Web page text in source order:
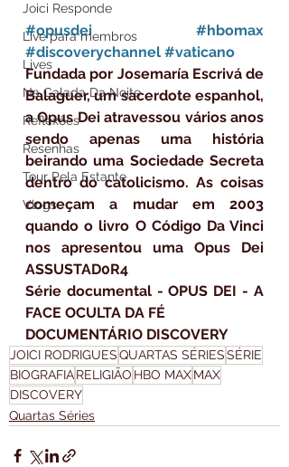
Joici Responde
Live para membros
Lives
Na Calada Da Noite
Reflexões
Resenhas
Tour Pela Estante
Vlogs
#opusdei
#hbomax
#discoverychannel #vaticano
Fundada por Josemaría Escrivá de
Balaguer, um sacerdote espanhol,
a Opus Dei atravessou vários anos
sendo apenas uma história
beirando uma Sociedade Secreta
dentro do catolicismo. As coisas
começam a mudar em 2003
quando o livro O Código Da Vinci
nos apresentou uma Opus Dei
ASSUSTAD0R4
Série documental - OPUS DEI - A
FACE OCULTA DA FÉ
DOCUMENTÁRIO DISCOVERY
JOICI RODRIGUESQUARTAS SÉRIESSÉRIE
BIOGRAFIARELIGIÃO HBO MAXMAX
DISCOVERY
Quartas Séries